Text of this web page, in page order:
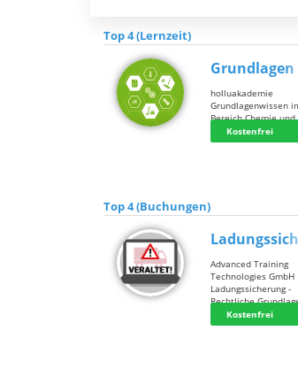
Top 4 (Lernzeit)
Grundlagen
holluakademie
Grundlagenwissen
Bereich Chemie
Kostenfrei
Top 4 (Buchungen)
Advanced Training
Technologies GmbH
Ladungssicherung -
Rechtliche
Kostenfrei